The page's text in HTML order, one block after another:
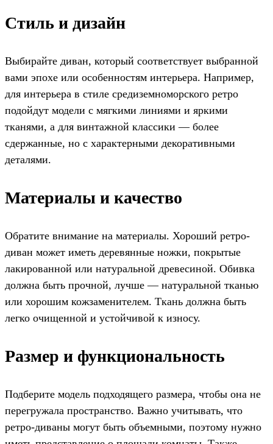
Стиль и дизайн
Выбирайте диван, который соответствует выбранной
вами эпохе или особенностям интерьера. Например,
для интерьера в стиле средиземноморского ретро
подойдут модели с мягкими линиями и яркими
тканями, а для винтажной классики — более
сдержанные, но с характерными декоративными
деталями.
Материалы и качество
Обратите внимание на материалы. Хороший ретро-
диван может иметь деревянные ножки, покрытые
лакированной или натуральной древесиной. Обивка
должна быть прочной, лучше — натуральной тканью
или хорошим кожзаменителем. Ткань должна быть
легко очищенной и устойчивой к износу.
Размер и функциональность
Подберите модель подходящего размера, чтобы она не
перегружала пространство. Важно учитывать, что
ретро-диваны могут быть объемными, поэтому нужно